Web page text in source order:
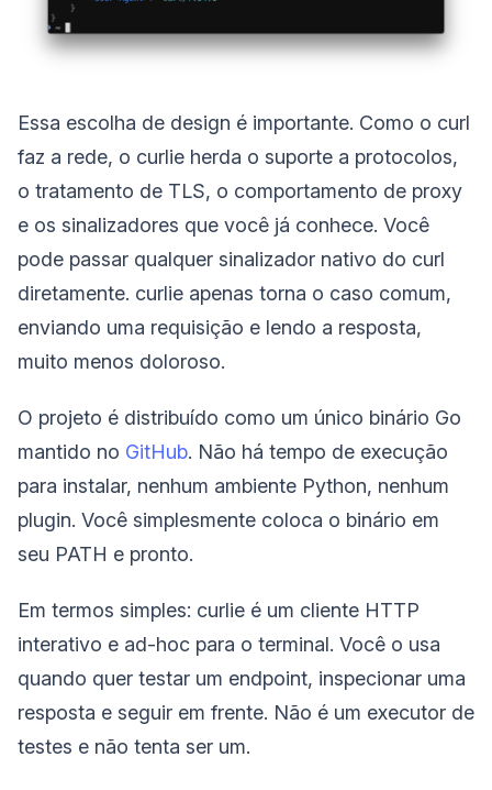
Essa escolha de design é importante. Como o curl
faz a rede, o curlie herda o suporte a protocolos,
o tratamento de TLS, o comportamento de proxy
e os sinalizadores que você já conhece. Você
pode passar qualquer sinalizador nativo do curl
diretamente. curlie apenas torna o caso comum,
enviando uma requisição e lendo a resposta,
muito menos doloroso.
O projeto é distribuído como um único binário Go
mantido no GitHub. Não há tempo de execução
para instalar, nenhum ambiente Python, nenhum
plugin. Você simplesmente coloca o binário em
seu PATH e pronto.
Em termos simples: curlie é um cliente HTTP
interativo e ad-hoc para o terminal. Você o usa
quando quer testar um endpoint, inspecionar uma
resposta e seguir em frente. Não é um executor de
testes e não tenta ser um.